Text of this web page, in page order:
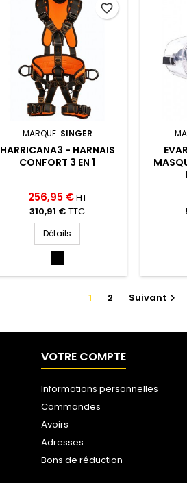
MARQUE: SINGER
HARRICANA3 - HARNAIS
CONFORT 3 EN 1
256,95 €HT
310,91 € TTC
Détails
(NO/OR)
favorite_border
1 2 Suivant 
VOTRE COMPTE
Informations personnelles
Commandes
Avoirs
Adresses
Bons de réduction